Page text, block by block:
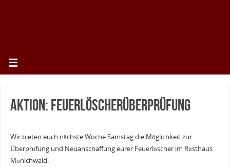
Aktion: Feuerlöscherüberprüfung
Wir bieten euch nächste Woche Samstag die Möglichkeit zur
Überprüfung und Neuanschaffung eurer Feuerlöscher im Rüsthaus
Mönichwald: